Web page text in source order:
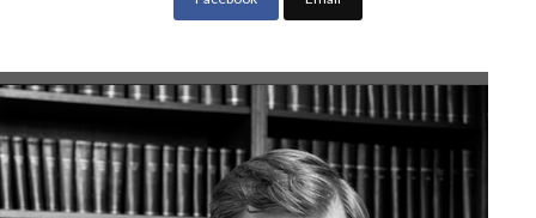
Facebook Email